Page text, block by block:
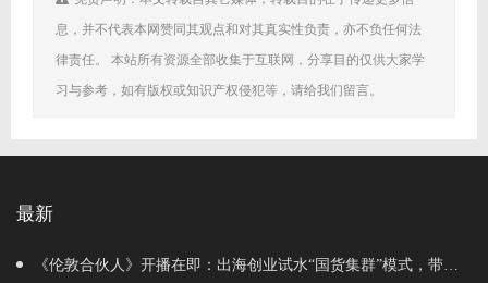
息，并不代表本网赞同其观点和对其真实性负责，亦不负任何法
律责任。 本站所有资源全部收集于互联网，分享目的仅供大家学
习与参考，如有版权或知识产权侵犯等，请给我们留言。
最新
《伦敦合伙人》开播在即：出海创业试水“国货集群”模式，带动